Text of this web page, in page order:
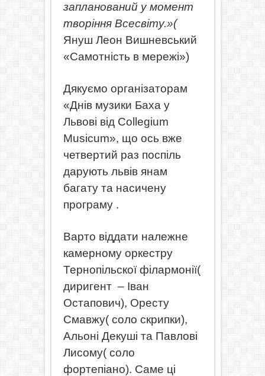
запланований у момент
творіння Всесвіту.»(
Януш Леон Вишневський
«Самотність в мережі»)
Дякуємо організаторам
«Днів музики Баха у
Львові від Collegium
Musicum», що ось вже
четвертий раз поспіль
дарують львів янам
багату та насичену
програму .
Варто віддати належне
камерному оркестру
Тернопільскої філармонії(
диригент – Іван
Остапович), Оресту
Смавжу( соло скрипки),
Альоні Декуші та Павлові
Лисому( соло
фортепіано). Саме ці